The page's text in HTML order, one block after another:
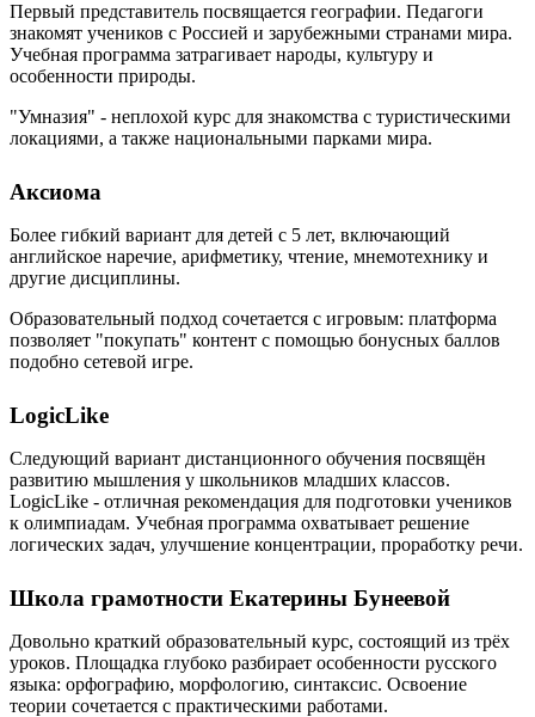
Первый представитель посвящается географии. Педагоги
знакомят учеников с Россией и зарубежными странами мира.
Учебная программа затрагивает народы, культуру и
особенности природы.
"Умназия" - неплохой курс для знакомства с туристическими
локациями, а также национальными парками мира.
Аксиома
Более гибкий вариант для детей с 5 лет, включающий
английское наречие, арифметику, чтение, мнемотехнику и
другие дисциплины.
Образовательный подход сочетается с игровым: платформа
позволяет "покупать" контент с помощью бонусных баллов
подобно сетевой игре.
LogicLike
Следующий вариант дистанционного обучения посвящён
развитию мышления у школьников младших классов.
LogicLike - отличная рекомендация для подготовки учеников
к олимпиадам. Учебная программа охватывает решение
логических задач, улучшение концентрации, проработку речи.
Школа грамотности Екатерины Бунеевой
Довольно краткий образовательный курс, состоящий из трёх
уроков. Площадка глубоко разбирает особенности русского
языка: орфографию, морфологию, синтаксис. Освоение
теории сочетается с практическими работами.